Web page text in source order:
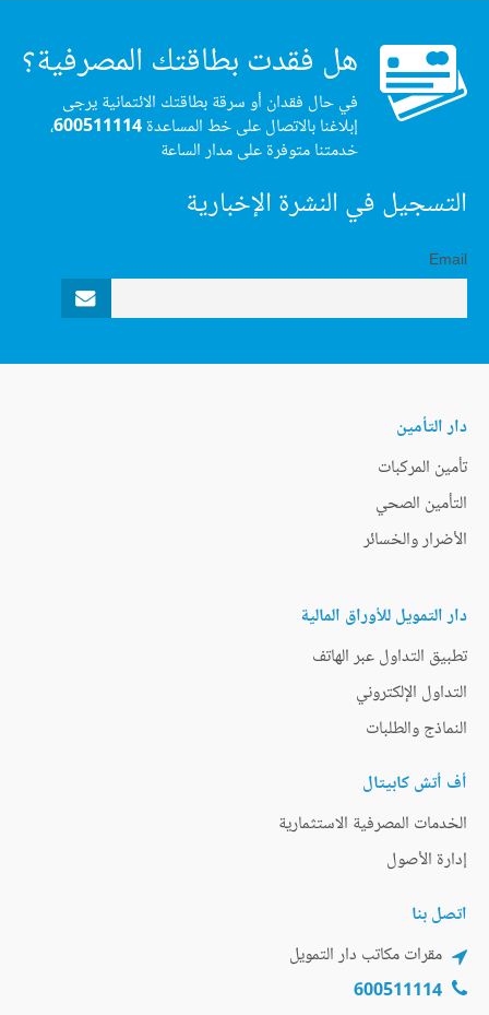
هل فقدت بطاقتك المصرفية؟
في حال فقدان أو سرقة بطاقتك الائتمانية يرجى
إبلاغنا بالاتصال على خط المساعدة600511114،
خدمتنا متوفرة على مدار الساعة
التسجيل في النشرة الإخبارية
Email
دار التأمين
تأمين المركبات
التأمين الصحي
الأضرار والخسائر
دار التمويل للأوراق المالية
تطبيق التداول عبر الهاتف
التداول الإلكتروني
النماذج والطلبات
أف أتش كابيتال
الخدمات المصرفية الاستثمارية
إدارة الأصول
اتصل بنا
مقرات مكاتب دار التمويل
600511114